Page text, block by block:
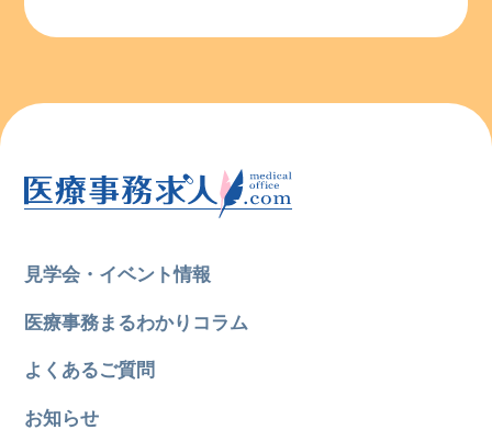
見学会・イベント情報
医療事務まるわかりコラム
よくあるご質問
お知らせ